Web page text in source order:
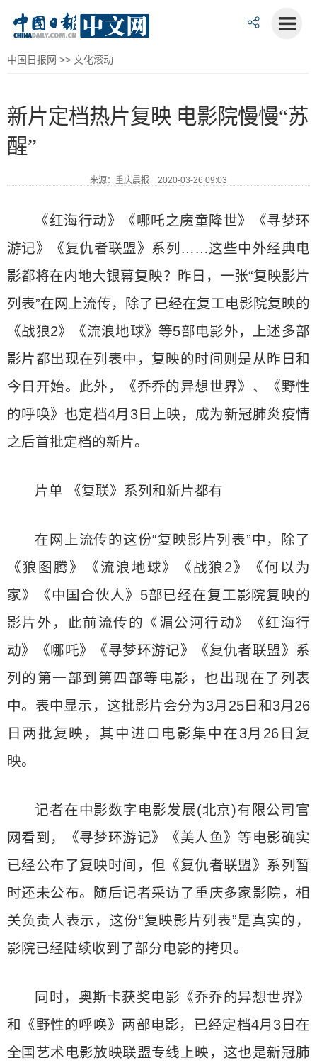
中国日报网 >> 文化滚动
新片定档热片复映 电影院慢慢“苏
醒”
来源：重庆晨报 2020-03-26 09:03
《红海行动》《哪吒之魔童降世》《寻梦环
游记》《复仇者联盟》系列……这些中外经典电
影都将在内地大银幕复映？昨日，一张“复映影片
列表”在网上流传，除了已经在复工电影院复映的
《战狼2》《流浪地球》等5部电影外，上述多部
影片都出现在列表中，复映的时间则是从昨日和
今日开始。此外，《乔乔的异想世界》、《野性
的呼唤》也定档4月3日上映，成为新冠肺炎疫情
之后首批定档的新片。
片单 《复联》系列和新片都有
在网上流传的这份“复映影片列表”中，除了
《狼图腾》《流浪地球》《战狼2》《何以为
家》《中国合伙人》5部已经在复工影院复映的
影片外，此前流传的《湄公河行动》《红海行
动》《哪吒》《寻梦环游记》《复仇者联盟》系
列的第一部到第四部等电影，也出现在了列表
中。表中显示，这批影片会分为3月25日和3月26
日两批复映，其中进口电影集中在3月26日复
映。
记者在中影数字电影发展(北京)有限公司官
网看到，《寻梦环游记》《美人鱼》等电影确实
已经公布了复映时间，但《复仇者联盟》系列暂
时还未公布。随后记者采访了重庆多家影院，相
关负责人表示，这份“复映影片列表”是真实的，
影院已经陆续收到了部分电影的拷贝。
同时，奥斯卡获奖电影《乔乔的异想世界》
和《野性的呼唤》两部电影，已经定档4月3日在
全国艺术电影放映联盟专线上映，这也是新冠肺